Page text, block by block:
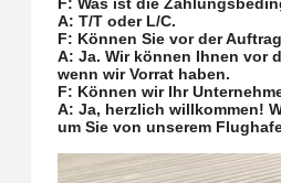
A: T/T oder L/C.
F: Können Sie vor der
A: Ja. Wir können Ihnen vor
wenn wir Vorrat haben.
F: Können wir Ihr
A: Ja, herzlich willkommen!
um Sie von unserem